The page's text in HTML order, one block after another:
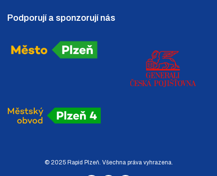
Podporují a sponzorují nás
© 2025 Rapid Plzeň. Všechna práva vyhrazena.